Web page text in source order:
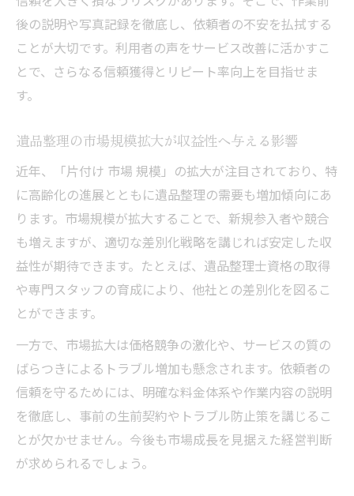
口コミから見た誤処分トラブル事例と教訓
遺品整理現場で守るべき確認フローの実践
術
遺品整理の信頼構築へ欠かせない対応とは
口コミ高評価を得る遺品整理サービスの秘
訣
遺品整理で生まれる家族の安心感の作り方
トラブル回避と信頼獲得を両立する遺品整
理
遺品整理研究が導く持続的な信頼構築の方
後の説明や写真記録を徹底し、依頼者の不安を払拭する
ことが大切です。利用者の声をサービス改善に活かすこ
とで、さらなる信頼獲得とリピート率向上を目指せま
す。
遺品整理の市場規模拡大が収益性へ与える影響
近年、「片付け 市場 規模」の拡大が注目されており、特
に高齢化の進展とともに遺品整理の需要も増加傾向にあ
ります。市場規模が拡大することで、新規参入者や競合
も増えますが、適切な差別化戦略を講じれば安定した収
益性が期待できます。たとえば、遺品整理士資格の取得
や専門スタッフの育成により、他社との差別化を図るこ
とができます。
一方で、市場拡大は価格競争の激化や、サービスの質の
ばらつきによるトラブル増加も懸念されます。依頼者の
信頼を守るためには、明確な料金体系や作業内容の説明
を徹底し、事前の生前契約やトラブル防止策を講じるこ
とが欠かせません。今後も市場成長を見据えた経営判断
が求められるでしょう。